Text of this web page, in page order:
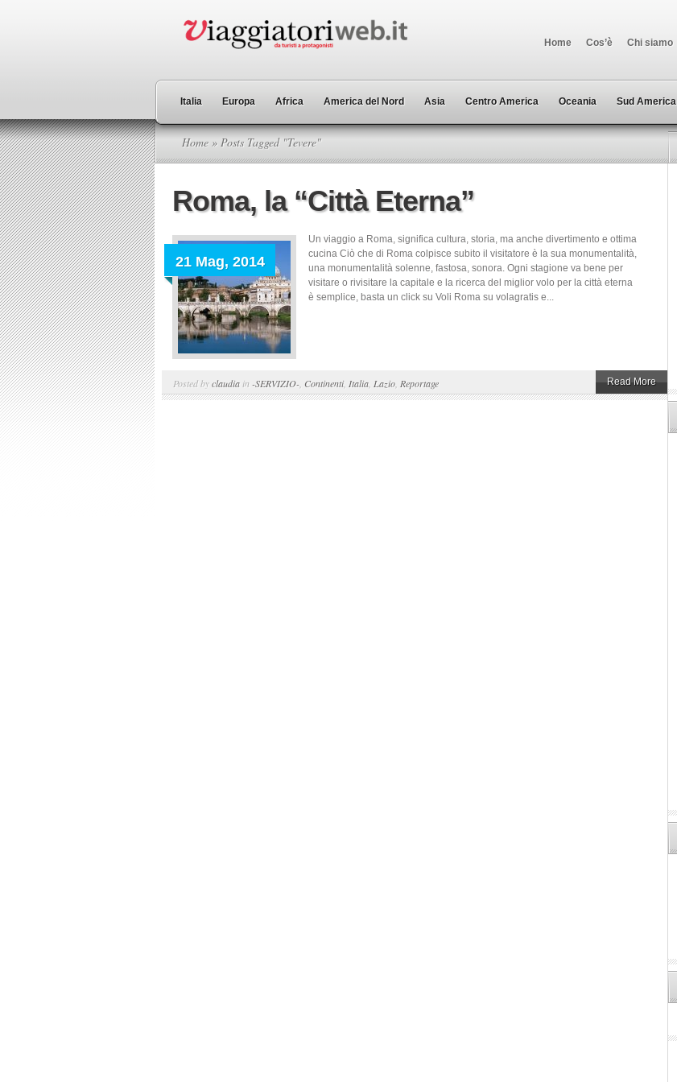
Home Cos’è Chi siamo
Italia Europa Africa America del Nord Asia Centro America Oceania Sud America
Home » Posts Tagged "Tevere"
Roma, la “Città Eterna”
21 Mag, 2014
Un viaggio a Roma, significa cultura, storia, ma anche divertimento e ottima
cucina Ciò che di Roma colpisce subito il visitatore è la sua monumentalità,
una monumentalità solenne, fastosa, sonora. Ogni stagione va bene per
visitare o rivisitare la capitale e la ricerca del miglior volo per la città eterna
è semplice, basta un click su Voli Roma su volagratis e...
Posted byclaudia in -SERVIZIO- Continenti, Italia Lazio Reportage Read More